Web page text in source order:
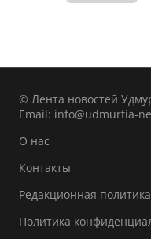
© Лента новостей
Email: info@udmurtia-
О нас
Контакты
Редакционная политика
Политика